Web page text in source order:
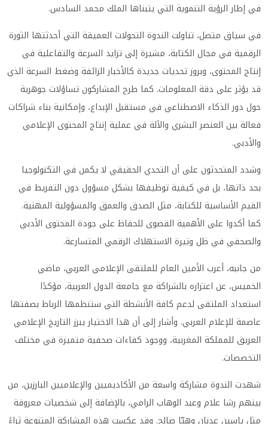
في إطار الرؤية التنموية التي يتبناها الملك محمد السادس.
في سياق متصل، تناولت الندوة التحولات العميقة التي أحدثتها الثورة
الرقمية في مجال الكتابة، مشيرة إلى تزايد السرعة والتفاعلية في
إنتاج المحتوى، وبروز تحديات جديدة كالأخبار الزائفة وضغط السرعة الذي
قد يؤثر على دقة المعلومات. كما طرح المشاركون تساؤلات جوهرية
حول دور الذكاء الاصطناعي في مستقبل الإبداع، وإمكانية بناء شراكات
فعالة بين العنصر البشري والآلة في عملية إنتاج المحتوى الإعلامي
والأدبي.
وشدد المتحدثون على أن التحدي الحقيقي لا يكمن في التكنولوجيا
بحد ذاتها، بل في كيفية توظيفها بشكل مسؤول دون التفريط في
القيم الأساسية للكتابة، مثل الصدق والعمق والمسؤولية المهنية.
كما أكدوا على الأهمية القصوى للحفاظ على جودة المحتوى الأدبي
والصحفي في ظل وتيرة الاستهلاك الرقمي المتسارعة.
من جانبه، أعرب الأمين العام للملتقى الإعلامي العربي، ماضي
الخميس، عن اعتزازه بالشراكة مع جامعة الدول العربية، مؤكدًا
استعداد الملتقى لدعم كافة الأنشطة التي ستنظمها الرباط بصفتها
عاصمة للإعلام العربي. وأشار إلى أن هذا الاختيار يبرز التاريخ الإعلامي
العريق للمملكة المغربية، ووجود كفاءات صحفية متميزة في مختلف
التخصصات.
شهدت الندوة مشاركة واسعة من الأكاديميين والإعلاميين البارزين، من
بينهم رشا علام وعبد الوهاب الرامي، بالإضافة إلى شخصيات معروفة